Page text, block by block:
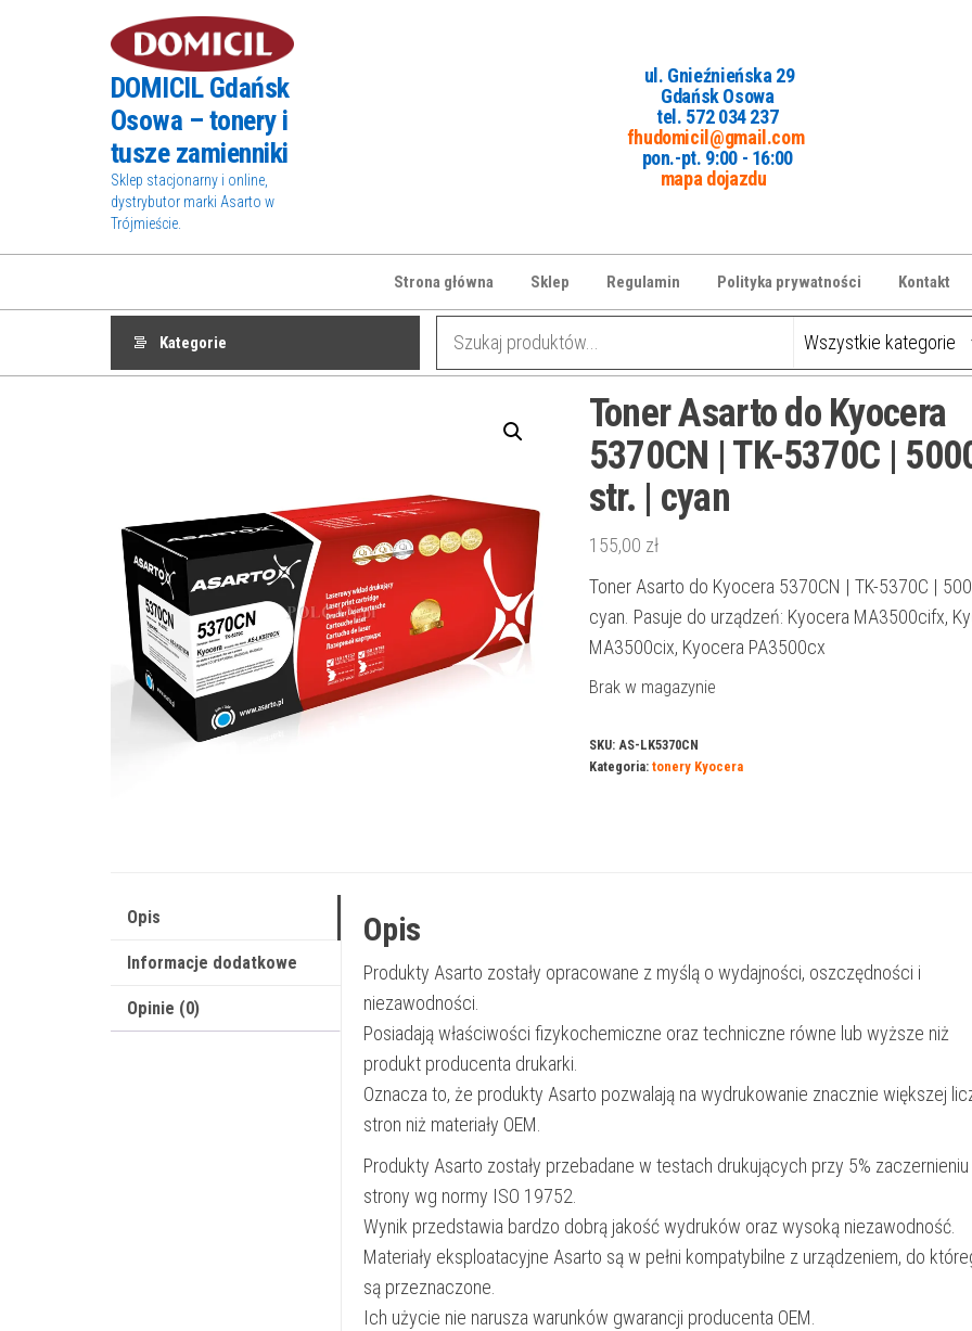
DOMICIL Gdańsk
Osowa – tonery i
tusze zamienniki
Sklep stacjonarny i online,
dystrybutor marki Asarto w
Trójmieście.
ul. Gnieźnieńska 29
Gdańsk Osowa
tel. 572 034 237
fhudomicil@gmail.com
pon.-pt. 9:00 - 16:00
mapa dojazdu
Strona główna Sklep Regulamin Polityka prywatności Kontakt
Kategorie
Toner Asarto do Kyocera
5370CN | TK-5370C |
str. | cyan
155,00 zł
Toner Asarto do Kyocera 5370CN | TK-5370C |
cyan. Pasuje do urządzeń: Kyocera MA3500cifx,
MA3500cix, Kyocera PA3500cx
Brak w magazynie
SKU: AS-LK5370CN
Kategoria: tonery Kyocera
Opis
Informacje dodatkowe
Opinie (0)
Opis
Produkty Asarto zostały opracowane z myślą o wydajności, oszczędności i
niezawodności.
Posiadają właściwości fizykochemiczne oraz techniczne równe lub wyższe niż
produkt producenta drukarki.
Oznacza to, że produkty Asarto pozwalają na wydrukowanie znacznie większej
stron niż materiały OEM.
Produkty Asarto zostały przebadane w testach drukujących przy 5% zaczernieniu
strony wg normy ISO 19752.
Wynik przedstawia bardzo dobrą jakość wydruków oraz wysoką niezawodność.
Materiały eksploatacyjne Asarto są w pełni kompatybilne z urządzeniem, do
są przeznaczone.
Ich użycie nie narusza warunków gwarancji producenta OEM.